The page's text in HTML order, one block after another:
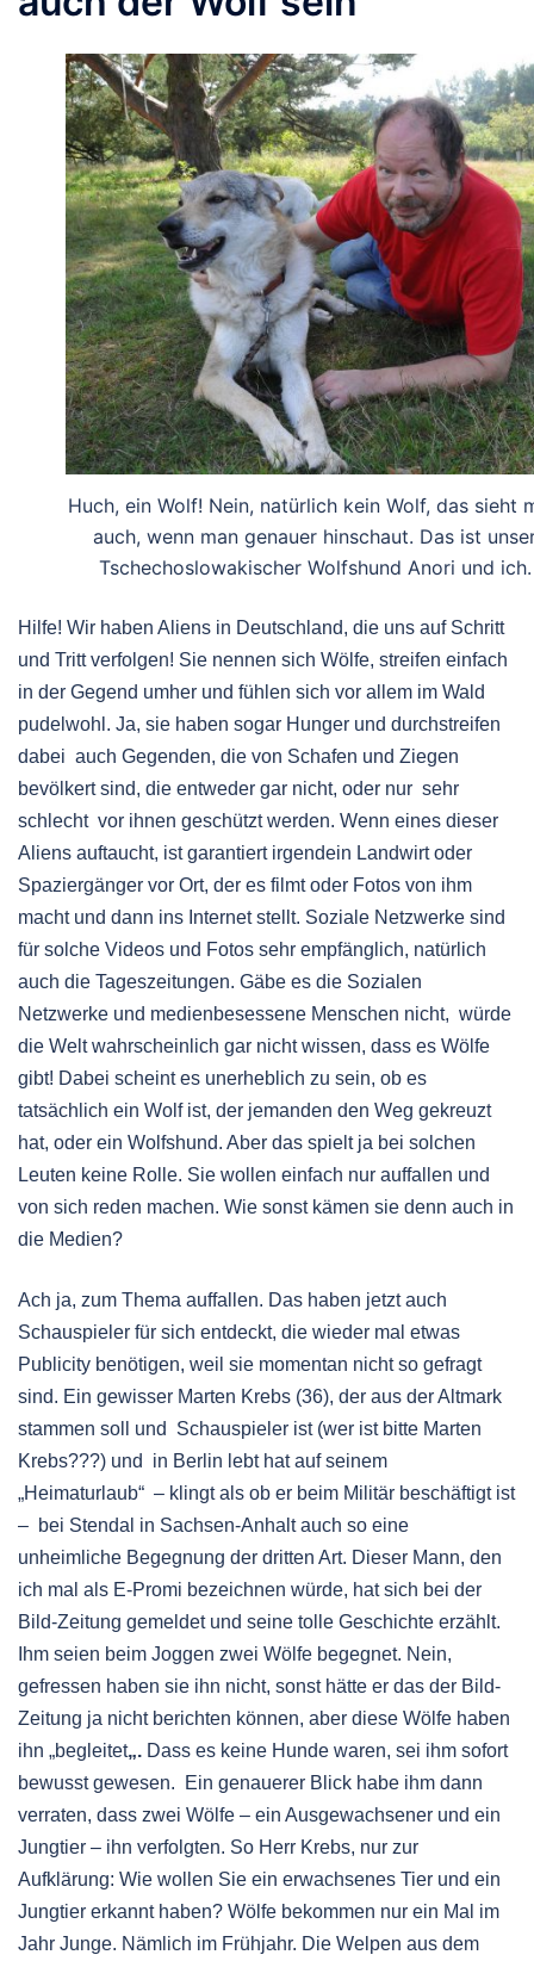
Huch, ein Wolf! Nein, natürlich kein Wolf, das sieht
auch, wenn man genauer hinschaut. Das ist
Tschechoslowakischer Wolfshund Anori und ich.
Hilfe! Wir haben Aliens in Deutschland, die uns auf Schritt
und Tritt verfolgen! Sie nennen sich Wölfe, streifen einfach
in der Gegend umher und fühlen sich vor allem im Wald
pudelwohl. Ja, sie haben sogar Hunger und durchstreifen
dabei auch Gegenden, die von Schafen und Ziegen
bevölkert sind, die entweder gar nicht, oder nur sehr
schlecht vor ihnen geschützt werden. Wenn eines dieser
Aliens auftaucht, ist garantiert irgendein Landwirt oder
Spaziergänger vor Ort, der es filmt oder Fotos von ihm
macht und dann ins Internet stellt. Soziale Netzwerke sind
für solche Videos und Fotos sehr empfänglich, natürlich
auch die Tageszeitungen. Gäbe es die Sozialen
Netzwerke und medienbesessene Menschen nicht, würde
die Welt wahrscheinlich gar nicht wissen, dass es Wölfe
gibt! Dabei scheint es unerheblich zu sein, ob es
tatsächlich ein Wolf ist, der jemanden den Weg gekreuzt
hat, oder ein Wolfshund. Aber das spielt ja bei solchen
Leuten keine Rolle. Sie wollen einfach nur auffallen und
von sich reden machen. Wie sonst kämen sie denn auch in
die Medien?
Ach ja, zum Thema auffallen. Das haben jetzt auch
Schauspieler für sich entdeckt, die wieder mal etwas
Publicity benötigen, weil sie momentan nicht so gefragt
sind. Ein gewisser Marten Krebs (36), der aus der Altmark
stammen soll und Schauspieler ist (wer ist bitte Marten
Krebs???) und in Berlin lebt hat auf seinem
„Heimaturlaub“ – klingt als ob er beim Militär beschäftigt ist
– bei Stendal in Sachsen-Anhalt auch so eine
unheimliche Begegnung der dritten Art. Dieser Mann, den
ich mal als E-Promi bezeichnen würde, hat sich bei der
Bild-Zeitung gemeldet und seine tolle Geschichte erzählt.
Ihm seien beim Joggen zwei Wölfe begegnet. Nein,
gefressen haben sie ihn nicht, sonst hätte er das der Bild-
Zeitung ja nicht berichten können, aber diese Wölfe haben
ihn „begleitet„. Dass es keine Hunde waren, sei ihm sofort
bewusst gewesen. Ein genauerer Blick habe ihm dann
verraten, dass zwei Wölfe – ein Ausgewachsener und ein
Jungtier – ihn verfolgten. So Herr Krebs, nur zur
Aufklärung: Wie wollen Sie ein erwachsenes Tier und ein
Jungtier erkannt haben? Wölfe bekommen nur ein Mal im
Jahr Junge. Nämlich im Frühjahr. Die Welpen aus dem